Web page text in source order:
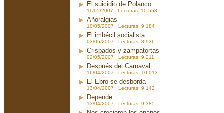
El suicidio de Polanco
11/05/2007 Lecturas: 10.553
Añoralgias
10/05/2007 Lecturas: 9.184
El imbécil socialista
03/05/2007 Lecturas: 8.936
Crispados y zampatortas
02/05/2007 Lecturas: 9.211
Después del Carnaval
16/04/2007 Lecturas: 10.013
El Ebro se desborda
13/04/2007 Lecturas: 9.142
Depende
13/04/2007 Lecturas: 9.385